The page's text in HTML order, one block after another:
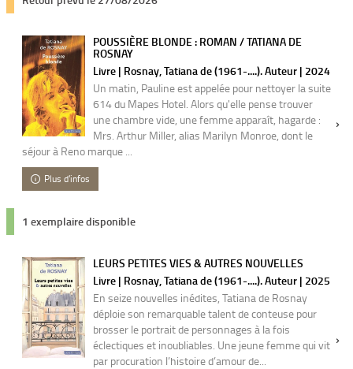
POUSSIÈRE BLONDE : ROMAN / TATIANA DE
ROSNAY
Livre | Rosnay, Tatiana de (1961-....). Auteur | 2024
Un matin, Pauline est appelée pour nettoyer la suite
614 du Mapes Hotel. Alors qu'elle pense trouver
une chambre vide, une femme apparaît, hagarde :
Mrs. Arthur Miller, alias Marilyn Monroe, dont le
séjour à Reno marque ...
Plus d'infos
1 exemplaire disponible
LEURS PETITES VIES & AUTRES NOUVELLES
Livre | Rosnay, Tatiana de (1961-....). Auteur | 2025
En seize nouvelles inédites, Tatiana de Rosnay
déploie son remarquable talent de conteuse pour
brosser le portrait de personnages à la fois
éclectiques et inoubliables. Une jeune femme qui vit
par procuration l’histoire d’amour de...